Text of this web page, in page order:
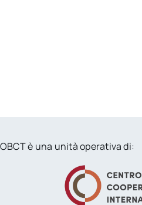
OBCT è una unità operativa di: